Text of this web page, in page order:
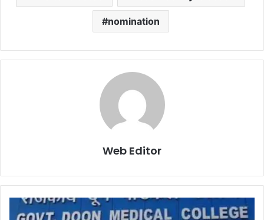
nomination
Web Editor